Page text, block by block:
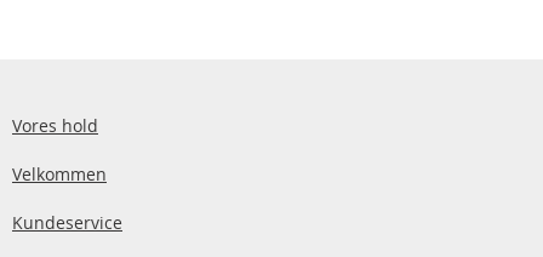
Vores hold
Velkommen
Kundeservice